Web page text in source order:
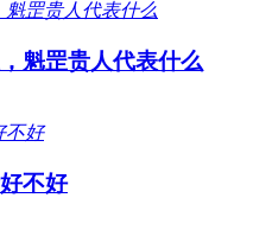
魁罡贵人代表什么
不好